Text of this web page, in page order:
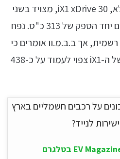
הב.מ.וו iX1, או בשמו המלא, iX1 xDrive 30, מצויד בשני
מנועים חשמליים שמייצרים יחד הספק של 313 כ"ס. נפח
אך ב.ב.מ.וו אומרים כי
טווח הנסיעה המקסימלי של ה-iX1 צפוי לעמוד על כ-438
על רכבים חשמליים בארץ
לנייד?